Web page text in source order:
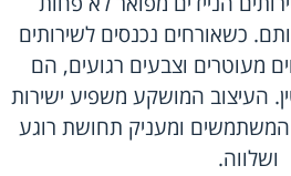
כשאורחים נכנסים לשירותים
מעוטרים וצבעים רגועים, הם
העיצוב המושקע משפיע ישירות
ומעניק תחושת רוגע
ושלווה.